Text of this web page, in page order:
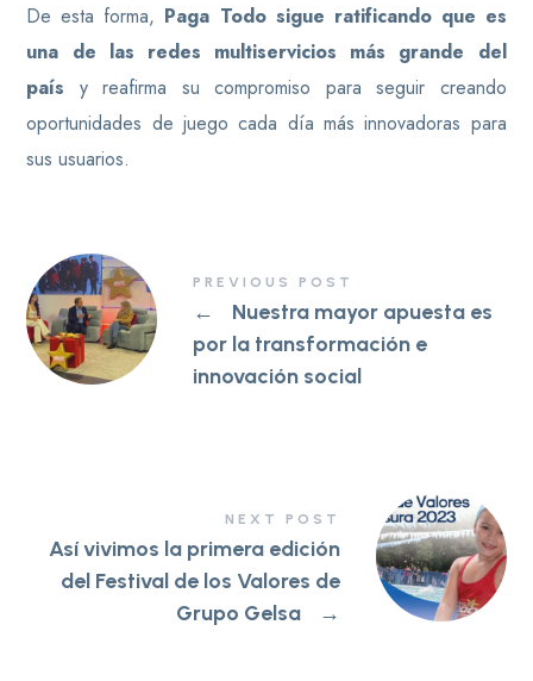
De esta forma, Paga Todo sigue ratificando que es
una de las redes multiservicios más grande del
país y reafirma su compromiso para seguir creando
oportunidades de juego cada día más innovadoras para
sus usuarios.
PREVIOUS POST
←
Nuestra mayor apuesta es
por la transformación e
innovación social
NEXT POST
Así vivimos la primera edición
del Festival de los Valores de
Grupo Gelsa
→